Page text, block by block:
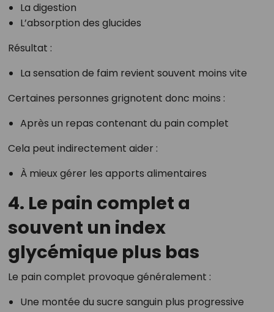
La digestion
L’absorption des glucides
Résultat :
La sensation de faim revient souvent moins vite
Certaines personnes grignotent donc moins :
Après un repas contenant du pain complet
Cela peut indirectement aider :
À mieux gérer les apports alimentaires
4. Le pain complet a
souvent un index
glycémique plus bas
Le pain complet provoque généralement :
Une montée du sucre sanguin plus progressive